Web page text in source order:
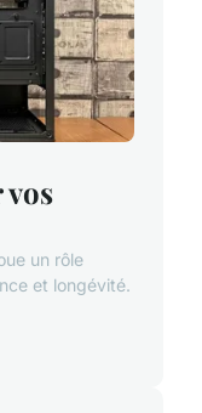
un rôle
et longévité.